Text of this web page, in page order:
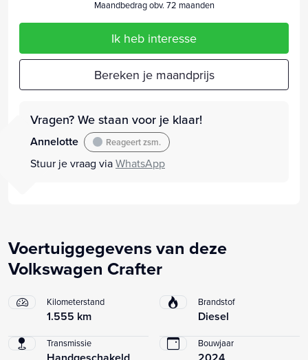
Maandbedrag obv. 72 maanden
Ik heb interesse
Bereken je maandprijs
Vragen? We staan voor je klaar!
Annelotte Reageert zsm.
Stuur je vraag viaWhatsApp
Voertuiggegevens van deze
Volkswagen Crafter
Kilometerstand
1.555 km
Brandstof
Diesel
Transmissie Bouwjaar